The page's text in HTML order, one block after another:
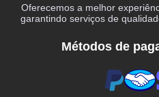
Oferecemos a melhor
garantindo serviços de
Métodos de